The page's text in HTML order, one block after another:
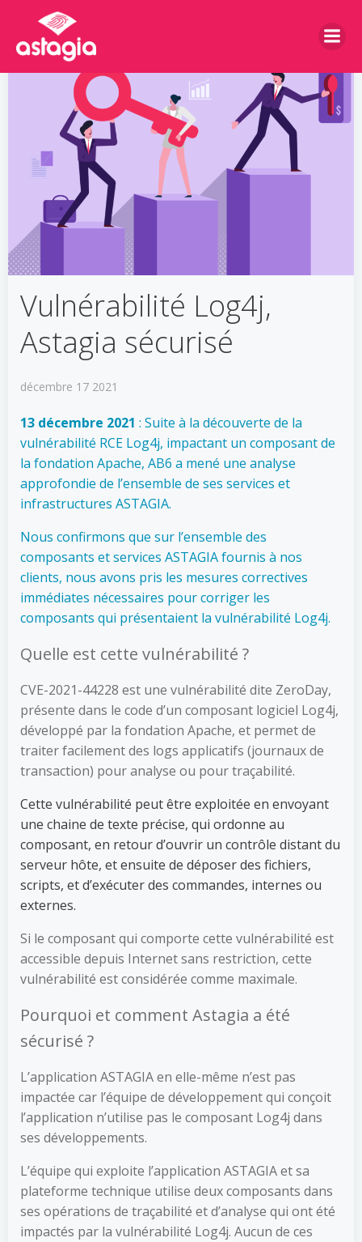
Vulnérabilité Log4j,
Astagia sécurisé
décembre 17 2021
13 décembre 2021 : Suite à la découverte de la
vulnérabilité RCE Log4j, impactant un composant de
la fondation Apache, AB6 a mené une analyse
approfondie de l’ensemble de ses services et
infrastructures ASTAGIA.
Nous confirmons que sur l’ensemble des
composants et services ASTAGIA fournis à nos
clients, nous avons pris les mesures correctives
immédiates nécessaires pour corriger les
composants qui présentaient la vulnérabilité Log4j.
Quelle est cette vulnérabilité ?
CVE-2021-44228 est une vulnérabilité dite ZeroDay,
présente dans le code d’un composant logiciel Log4j,
développé par la fondation Apache, et permet de
traiter facilement des logs applicatifs (journaux de
transaction) pour analyse ou pour traçabilité.
Cette vulnérabilité peut être exploitée en envoyant
une chaine de texte précise, qui ordonne au
composant, en retour d’ouvrir un contrôle distant du
serveur hôte, et ensuite de déposer des fichiers,
scripts, et d’exécuter des commandes, internes ou
externes.
Si le composant qui comporte cette vulnérabilité est
accessible depuis Internet sans restriction, cette
vulnérabilité est considérée comme maximale.
Pourquoi et comment Astagia a été
sécurisé ?
L’application ASTAGIA en elle-même n’est pas
impactée car l’équipe de développement qui conçoit
l’application n’utilise pas le composant Log4j dans
ses développements.
L’équipe qui exploite l’application ASTAGIA et sa
plateforme technique utilise deux composants dans
ses opérations de traçabilité et d’analyse qui ont été
impactés par la vulnérabilité Log4j. Aucun de ces